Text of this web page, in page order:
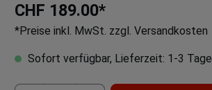
CHF 189.00*
*Preise inkl. MwSt. zzgl. Versandkosten
Sofort verfügbar, Lieferzeit: 1-3 Tage